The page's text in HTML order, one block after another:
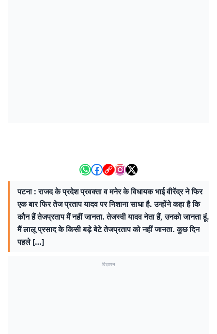
पटना : राजद के प्रदेश प्रवक्ता व मनेर के विधायक भाई वीरेंद्र ने फिर
एक बार फिर तेज प्रताप यादव पर निशाना साधा है. उन्होंने कहा है कि
कौन हैं तेजप्रताप मैं नहीं जानता. तेजस्वी यादव नेता हैं, उनको जानता हूं.
मैं लालू प्रसाद के किसी बड़े बेटे तेजप्रताप को नहीं जानता. कुछ दिन
पहले […]
विज्ञापन